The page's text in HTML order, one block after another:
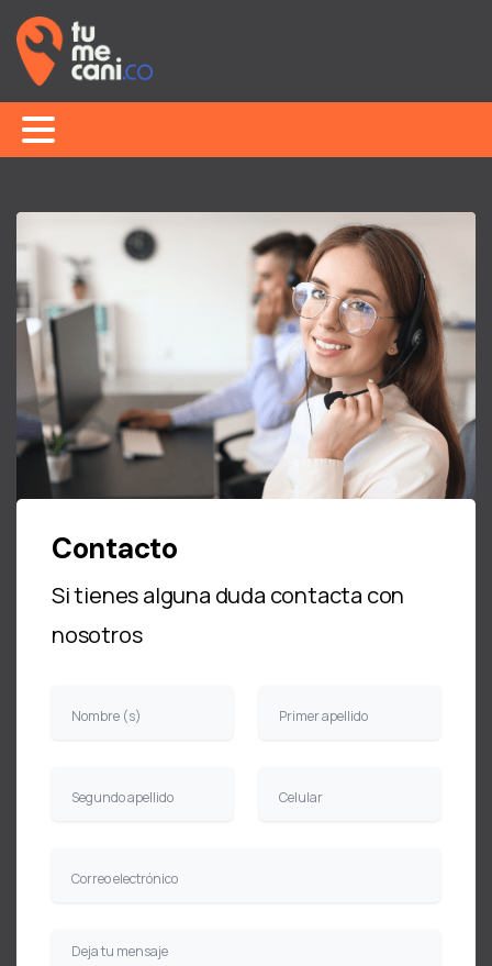
Contacto
Si tienes alguna duda contacta con
nosotros